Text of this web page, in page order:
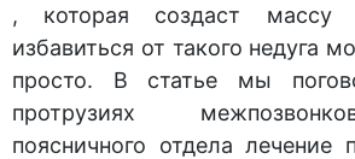
, которая создаст массу
избавиться от такого недуга
просто. В статье мы
протрузиях
поясничного отдела лечение